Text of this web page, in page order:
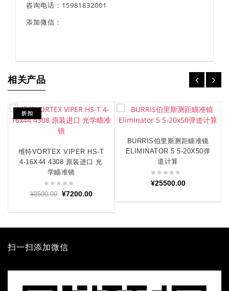
咨询电话：15981832001
添加微信：
相关产品
折扣
加入购物车
维特VORTEX VIPER HS-T
4-16X44 4308 原装进口 光
学瞄准镜
¥8500.00
原
为：
¥7200.00当
价
阅读更多
BURRIS伯里斯测距瞄准镜
ELIMINATOR 5 5-20X50弹
道计算
¥25500.00
扫一扫添加微信